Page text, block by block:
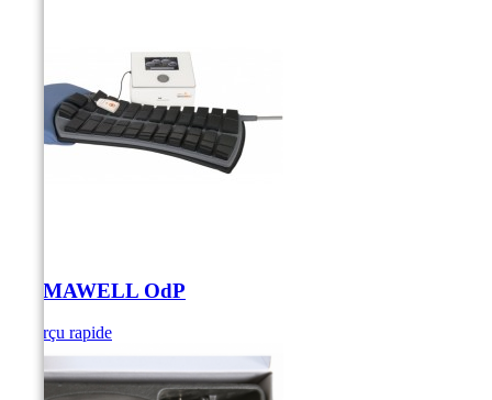
STIMAWELL OdP
Aperçu rapide